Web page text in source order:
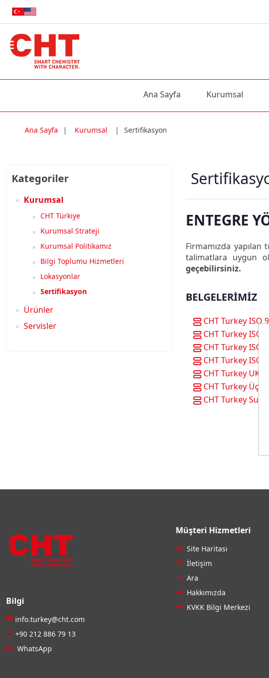
Ana Sayfa Kurumsal
Ana Sayfa | Kurumsal | Sertifikasyon
Kategoriler
Kurumsal
CHT Türkiye
Kurumsal Strateji
Kurumsal Politikamız
Bilgi Toplumu Hizmetleri
Lokasyonlar
Sertifikasyon
Ürünler
Servisler
ENTEGRE
Firmamızda
talimatlara uygun
geçebilirsiniz.
BELGELERİMİZ
CHT Turkey ISO
CHT Turkey ISO
CHT Turkey ISO
CHT Turkey ISO
CHT Turkey
CHT Turkey
CHT Turkey Su
Bilgi
info.turkey@cht.com
+90 212 886 79 13
WhatsApp
Müşteri Hizmetleri
Site Haritası
İletişim
Ara
Hakkımızda
KVKK Bilgi Merkezi